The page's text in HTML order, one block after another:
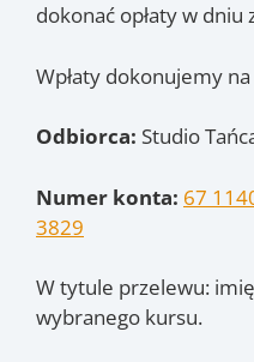
dokonać opłaty w dniu
Wpłaty dokonujemy
Odbiorca: Studio
Numer konta: 67
3829
W tytule przelewu:
wybranego kursu.